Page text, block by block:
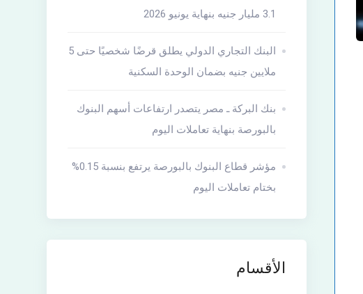
3.1 مليار جنيه بنهاية يونيو 2026
البنك التجاري الدولي يطلق قرضًا شخصيًا حتى 5
ملايين جنيه بضمان الوحدة السكنية
بنك البركة ـ مصر يتصدر ارتفاعات أسهم البنوك
بالبورصة بنهاية تعاملات اليوم
مؤشر قطاع البنوك بالبورصة يرتفع بنسبة 0.15%
بختام تعاملات اليوم
الأقسام